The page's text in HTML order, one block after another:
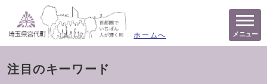
ホームへ メニュー
注目のキーワード